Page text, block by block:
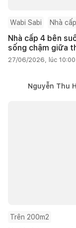
Wabi Sabi Nhà
Nhà cấp 4 bên
sống chậm giữa
27/06/2026, lúc 10:00
Nguyễn Thu
Trên 200m2